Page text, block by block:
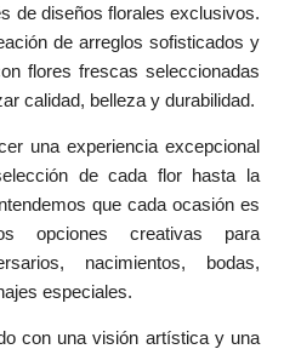
de diseños florales exclusivos.
de arreglos sofisticados y
flores frescas seleccionadas
calidad, belleza y durabilidad.
una experiencia excepcional
de cada flor hasta la
que cada ocasión es
opciones creativas para
nacimientos, bodas,
especiales.
con una visión artística y una